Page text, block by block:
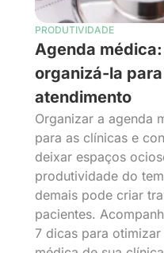
PRODUTIVIDADE
Agenda
organizá-la
atendimento
Organizar a agenda
para as clínicas e
deixar espaços
produtividade do
demais pode criar
pacientes.
7 dicas para